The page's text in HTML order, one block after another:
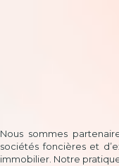
Nous sommes
sociétés foncières et
immobilier. Notre